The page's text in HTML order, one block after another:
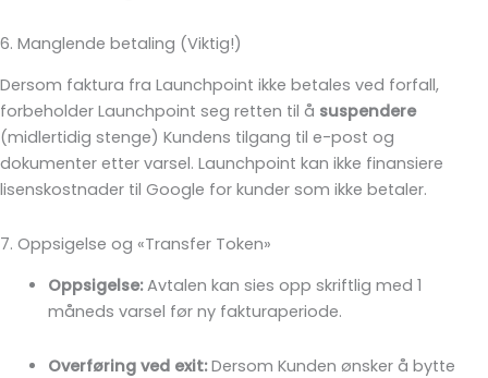
6. Manglende betaling (Viktig!)
Dersom faktura fra Launchpoint ikke betales ved forfall,
forbeholder Launchpoint seg retten til å suspendere
(midlertidig stenge) Kundens tilgang til e-post og
dokumenter etter varsel. Launchpoint kan ikke finansiere
lisenskostnader til Google for kunder som ikke betaler.
7. Oppsigelse og «Transfer Token»
Oppsigelse:Avtalen kan sies opp skriftlig med 1
måneds varsel før ny fakturaperiode.
Overføring ved exit:Dersom Kunden ønsker å bytte